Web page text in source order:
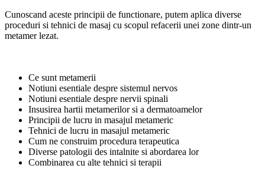
Cunoscand aceste principii de functionare, putem aplica diverse
proceduri si tehnici de masaj cu scopul refacerii unei zone dintr-un
metamer lezat.
Ce sunt metamerii
Notiuni esentiale despre sistemul nervos
Notiuni esentiale despre nervii spinali
Insusirea hartii metamerilor si a dermatoamelor
Principii de lucru in masajul metameric
Tehnici de lucru in masajul metameric
Cum ne construim procedura terapeutica
Diverse patologii des intalnite si abordarea lor
Combinarea cu alte tehnici si terapii